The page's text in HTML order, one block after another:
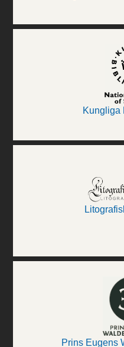
Kungliga
Prins Eugens